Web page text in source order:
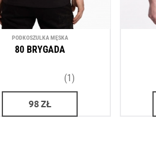
PODKOSZULKA MĘSKA
80 BRYGADA
(1)
98 ZŁ